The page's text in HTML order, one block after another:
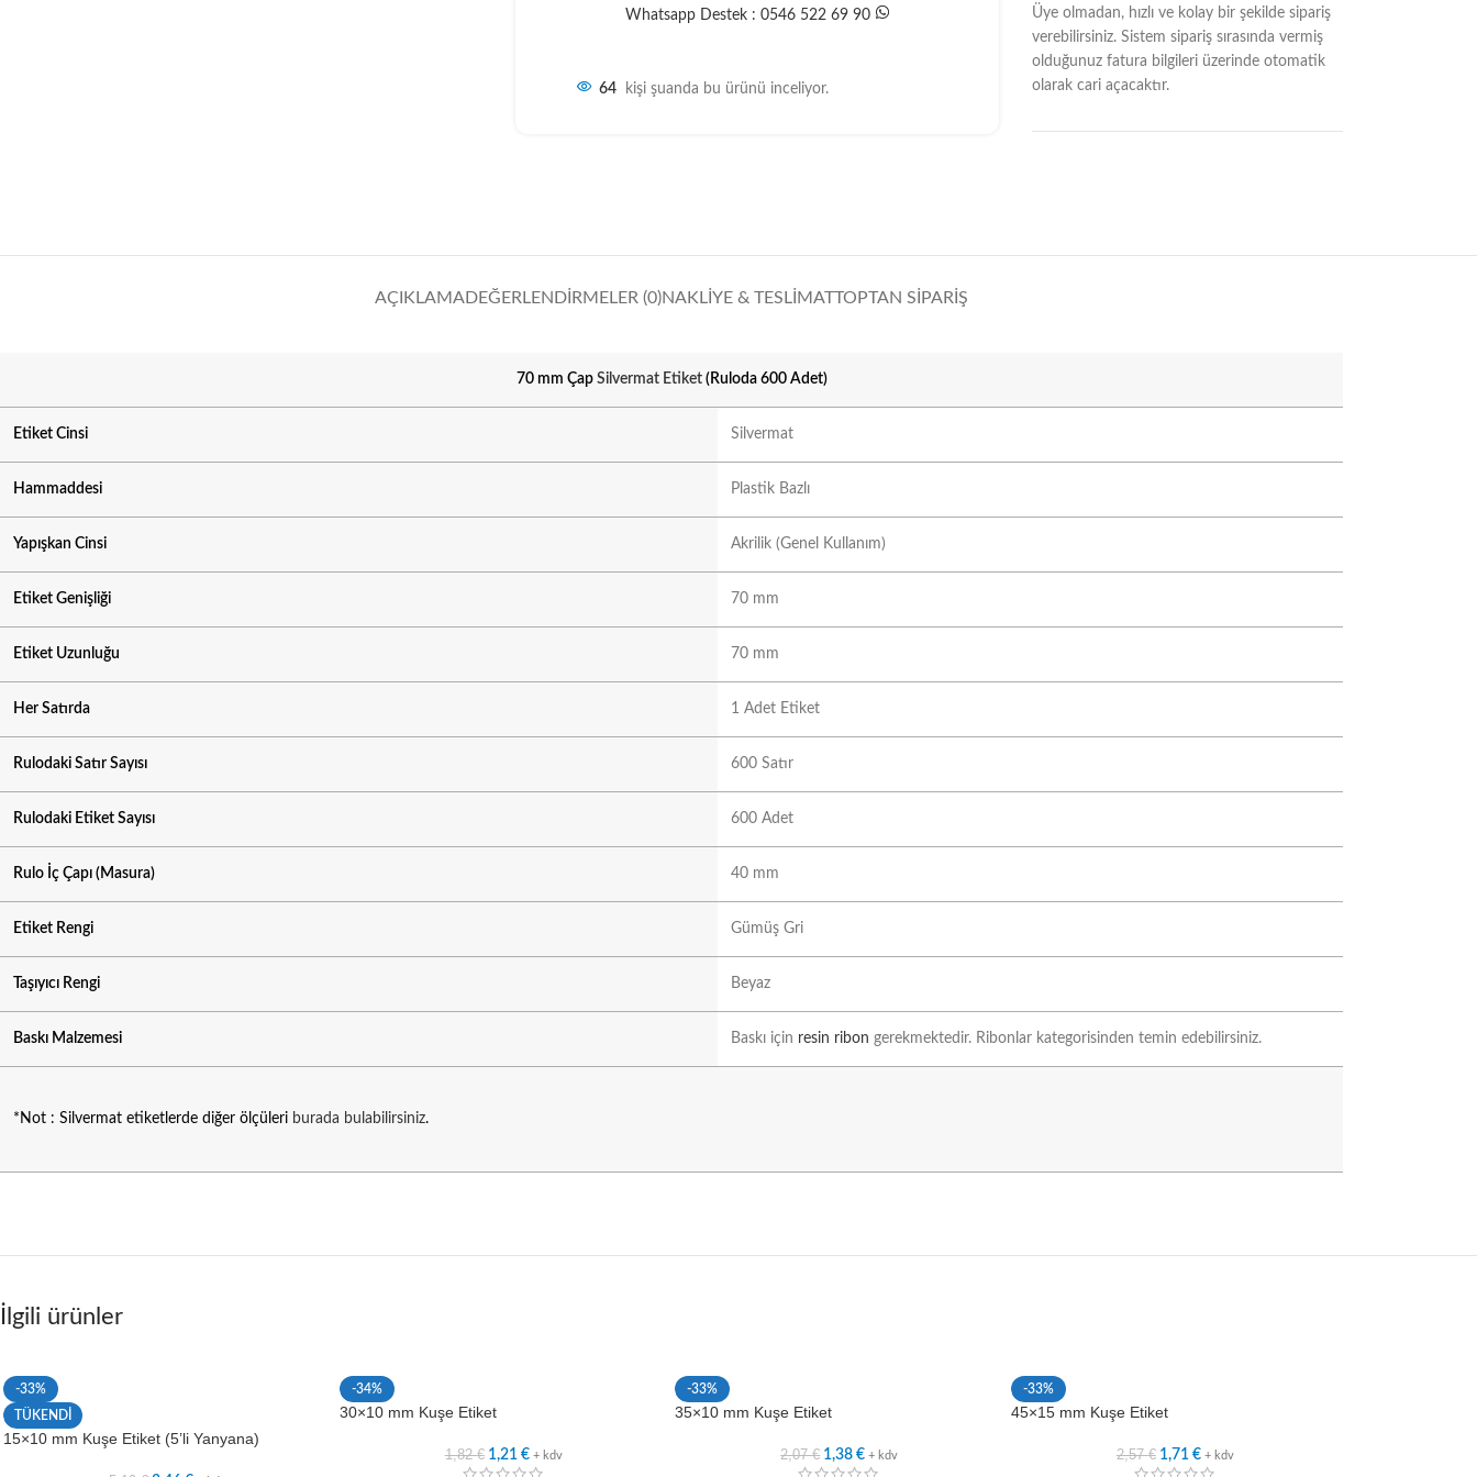
Whatsapp Destek : 0546 522 69 90
64 kişi şuanda bu ürünü inceliyor.
Üye olmadan, hızlı ve kolay bir şekilde sipariş
verebilirsiniz. Sistem sipariş sırasında vermiş
olduğunuz fatura bilgileri üzerinde otomatik
olarak cari açacaktır.
AÇIKLAMA DEĞERLENDIRMELER (0)NAKLIYE & TESLIMATTOPTAN SIPARIŞ
70 mm Çap Silvermat Etiket(Ruloda 600 Adet)
Etiket Cinsi Silvermat
Hammaddesi Plastik Bazlı
Yapışkan Cinsi Akrilik (Genel Kullanım)
Etiket Genişliği 70 mm
Etiket Uzunluğu 70 mm
Her Satırda 1 Adet Etiket
Rulodaki Satır Sayısı 600 Satır
Rulodaki Etiket Sayısı 600 Adet
Rulo İç Çapı (Masura) 40 mm
Etiket Rengi Gümüş Gri
Taşıyıcı Rengi Beyaz
Baskı Malzemesi Baskı için resin ribon gerekmektedir. Ribonlar kategorisinden temin edebilirsiniz.
*Not : Silvermat etiketlerde diğer ölçüleri burada bulabilirsiniz.
İlgili ürünler
-33%
TÜKENDİ
15×10 mm Kuşe Etiket (5’li Yanyana)
-34%
30×10 mm Kuşe Etiket
1,82€ 1,21 € + kdv
-33%
35×10 mm Kuşe Etiket
2,07€ 1,38€ + kdv
-33%
45×15 mm Kuşe Etiket
2,57€ 1,71 € + kdv